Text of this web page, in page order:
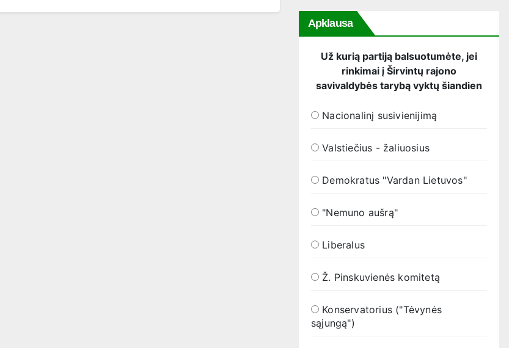
Apklausa
Už kurią partiją balsuotumėte, jei
rinkimai į Širvintų rajono
savivaldybės tarybą vyktų šiandien
Nacionalinį susivienijimą
Valstiečius - žaliuosius
Demokratus "Vardan Lietuvos"
"Nemuno aušrą"
Liberalus
Ž. Pinskuvienės komitetą
Konservatorius ("Tėvynės
sąjungą")